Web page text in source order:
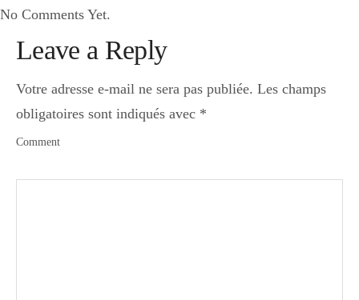
Dessert
No Comments Yet.
Leave a Reply
Votre adresse e-mail ne sera pas publiée. Les champs
obligatoires sont indiqués avec *
Comment